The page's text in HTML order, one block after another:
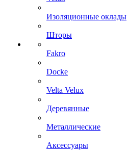
Изоляционные оклады
Шторы
Fakro
Docke
Velta Velux
Деревянные
Металлические
Аксессуары